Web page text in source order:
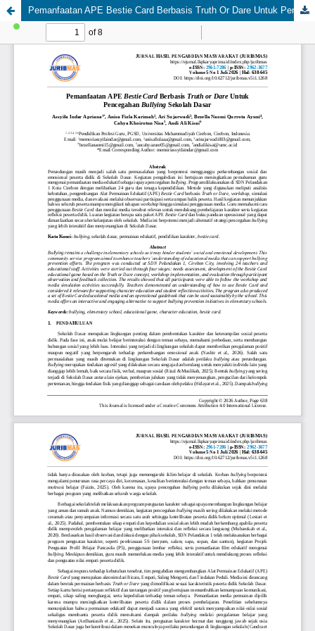
Pemanfaatan APE Bestie Card Berbasis Truth Or Dare Untuk Pencegahan Bullying Sekolah Dasar